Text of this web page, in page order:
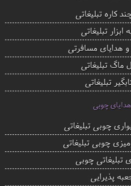
کاره تبلیغاتی
ابزار تبلیغاتی
و هدایای مسافرتی
ماگ تبلیغاتی
تبلیغاتی
هدایای چوبی
چوبی تبلیغاتی
چوبی تبلیغاتی
تبلیغاتی چوبی
پذیرایی